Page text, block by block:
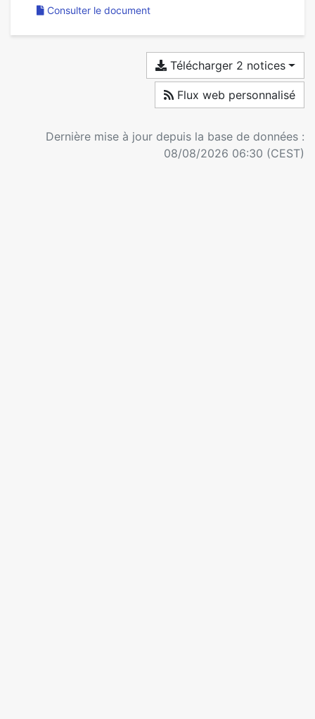
Consulter le document
Télécharger 2 notices
Flux web personnalisé
Dernière mise à jour depuis la base de données :
08/08/2026 06:30 (CEST)